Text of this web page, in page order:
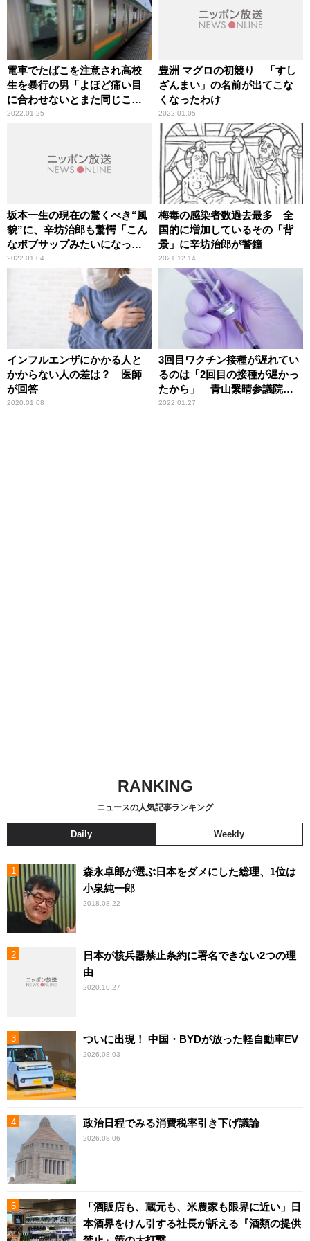
電車でたばこを注意され高校
生を暴行の男「よほど痛い目
に合わせないとまた同じこと
をする」辛坊治郎が憤怒
2022.01.25
豊洲 マグロの初競り 「すし
ざんまい」の名前が出てこな
くなったわけ
2022.01.05
坂本一生の現在の驚くべき“風
貌”に、辛坊治郎も驚愕「こん
なボブサップみたいになって
いるとは」
2022.01.04
梅毒の感染者数過去最多 全
国的に増加しているその「背
景」に辛坊治郎が警鐘
2021.12.14
インフルエンザにかかる人と
かからない人の差は？ 医師
が回答
2020.01.08
3回目ワクチン接種が遅れてい
るのは「2回目の接種が遅かっ
たから」 青山繫晴参議院議
員
2022.01.27
RANKING
ニュースの人気記事ランキング
Daily Weekly
森永卓郎が選ぶ日本をダメにした総理、1位は
小泉純一郎
2018.08.22
日本が核兵器禁止条約に署名できない2つの理
由
2020.10.27
ついに出現！ 中国・BYDが放った軽自動車EV
2026.08.03
政治日程でみる消費税率引き下げ議論
2026.08.06
「酒販店も、蔵元も、米農家も限界に近い」日
本酒界をけん引する社長が訴える『酒類の提供